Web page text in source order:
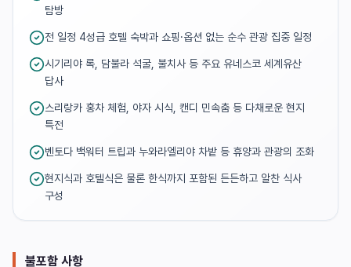
탐방
전 일정 4성급 호텔 숙박과 쇼핑·옵션 없는 순수 관광 집중 일정
시기리야 록, 담불라 석굴, 불치사 등 주요 유네스코 세계유산
답사
스리랑카 홍차 체험, 야자 시식, 캔디 민속춤 등 다채로운 현지
특전
벤토다 백워터 트립과 누와라엘리야 차밭 등 휴양과 관광의 조화
현지식과 호텔식은 물론 한식까지 포함된 든든하고 알찬 식사
구성
불포함 사항